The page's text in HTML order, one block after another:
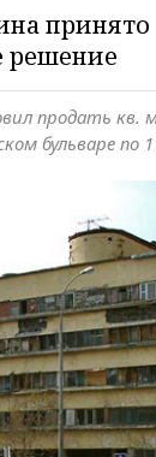
принято
решение
продать кв.
бульваре по